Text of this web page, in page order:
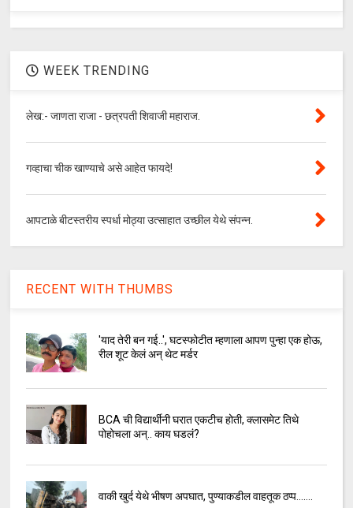
WEEK TRENDING
लेख:- जाणता राजा - छत्रपती शिवाजी महाराज.
गव्हाचा चीक खाण्याचे असे आहेत फायदे!
आपटाळे बीटस्तरीय स्पर्धा मोठ्या उत्साहात उच्छील येथे संपन्न.
RECENT WITH THUMBS
'याद तेरी बन गई..', घटस्फोटीत म्हणाला आपण पुन्हा एक होऊ,
रील शूट केलं अन् थेट मर्डर
BCA ची विद्यार्थीनी घरात एकटीच होती, क्लासमेट तिथे
पोहोचला अन्.. काय घडलं?
वाकी खुर्द येथे भीषण अपघात, पुण्याकडील वाहतूक ठप्प.......